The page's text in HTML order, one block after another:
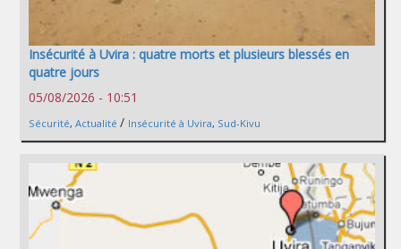
Insécurité à Uvira : quatre morts et plusieurs blessés en
quatre jours
05/08/2026 - 10:51
Sécurité, Actualité / Insécurité à Uvira, Sud-Kivu